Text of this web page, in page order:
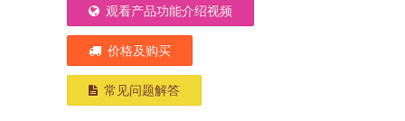
观看产品功能介绍视频
价格及购买
常见问题解答